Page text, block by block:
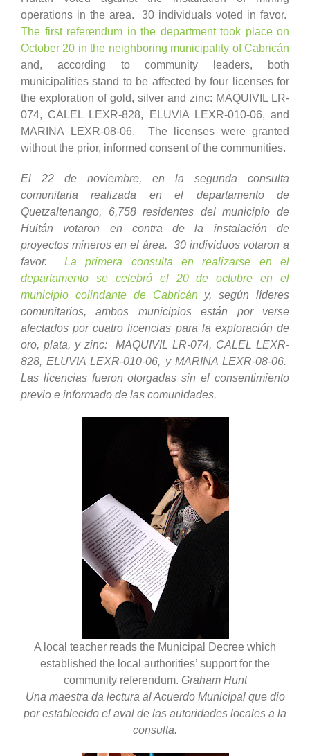
operations in the area. 30 individuals voted in favor.
The first referendum in the department took place on
October 20 in the neighboring municipality of Cabricán
and, according to community leaders, both
municipalities stand to be affected by four licenses for
the exploration of gold, silver and zinc: MAQUIVIL LR-
074, CALEL LEXR-828, ELUVIA LEXR-010-06, and
MARINA LEXR-08-06. The licenses were granted
without the prior, informed consent of the communities.
El 22 de noviembre, en la segunda consulta
comunitaria realizada en el departamento de
Quetzaltenango, 6,758 residentes del municipio de
Huitán votaron en contra de la instalación de
proyectos mineros en el área. 30 individuos votaron a
favor. La primera consulta en realizarse en el
departamento se celebró el 20 de octubre en el
municipio colindante de Cabricány, según líderes
comunitarios, ambos municipios están por verse
afectados por cuatro licencias para la exploración de
oro, plata, y zinc: MAQUIVIL LR-074, CALEL LEXR-
828, ELUVIA LEXR-010-06, y MARINA LEXR-08-06.
Las licencias fueron otorgadas sin el consentimiento
previo e informado de las comunidades.
A local teacher reads the Municipal Decree which
established the local authorities’ support for the
community referendum. Graham Hunt
Una maestra da lectura al Acuerdo Municipal que dio
por establecido el aval de las autoridades locales a la
consulta.